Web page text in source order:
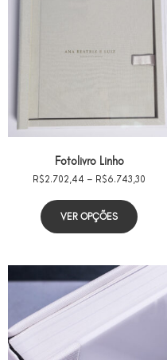
Fotolivro Linho
R$2.702,44 – R$6.743,30
VER OPÇÕES